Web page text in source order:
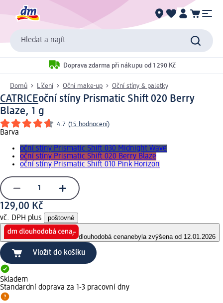
Hledat a najít
Doprava zdarma při nákupu od 1 290 Kč
Domů Líčení Oční make-up Oční stíny & paletky
CATRICEoční stíny Prismatic Shift 020 Berry
Blaze, 1 g
4.7 (15 hodnocení)
Barva
oční stíny Prismatic Shift 030 Midnight Wave
oční stíny Prismatic Shift 020 Berry Blaze
oční stíny Prismatic Shift 010 Pink Horizon
129,00 Kč
vč. DPH plus poštovné
dlouhodobá cenanebyla zvýšena od 12.01.2026
Vložit do košíku
Skladem
Standardní doprava za 1-3 pracovní dny